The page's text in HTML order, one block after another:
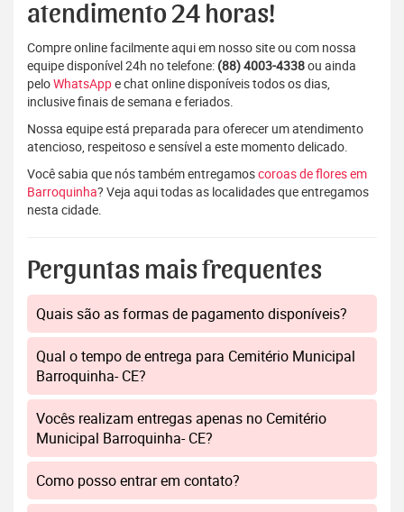
atendimento 24 horas!
Compre online facilmente aqui em nosso site ou com nossa
equipe disponível 24h no telefone: (88) 4003-4338ou ainda
peloWhatsAppe chat online disponíveis todos os dias,
inclusive finais de semana e feriados.
Nossa equipe está preparada para oferecer um atendimento
atencioso, respeitoso e sensível a este momento delicado.
Você sabia que nós também entregamoscoroas de flores em
Barroquinha? Veja aqui todas as localidades que entregamos
nesta cidade.
Perguntas mais frequentes
Quais são as formas de pagamento disponíveis?
Qual o tempo de entrega para Cemitério Municipal
Barroquinha- CE?
Vocês realizam entregas apenas no Cemitério
Municipal Barroquinha- CE?
Como posso entrar em contato?